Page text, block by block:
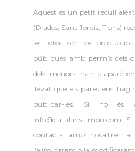
Aquest és un petit recull
(Diades, Sant Jordis, Tions)
les fotos són de
públiques amb permís dels
dels menors han
llevat que els pares ens
publicar-les. Si no és
info@catalansalmon.com.
contacta amb nosaltres a